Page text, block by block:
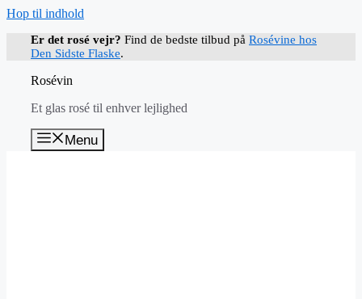
Hop til indhold
Er det rosé vejr? Find de bedste tilbud på Rosévine hos
Den Sidste Flaske.
Rosévin
Et glas rosé til enhver lejlighed
Menu